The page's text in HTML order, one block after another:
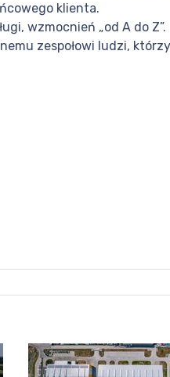
klienta.
wzmocnień „od A do Z”.
zespołowi ludzi,